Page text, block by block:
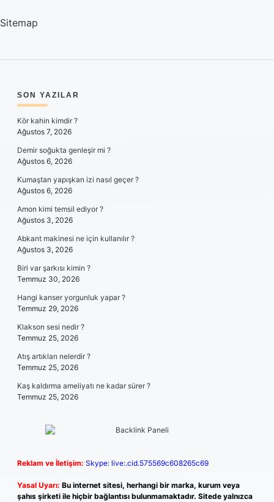
Sitemap
SIDEBAR
SON YAZILAR
Kör kahin kimdir ?
Ağustos 7, 2026
Demir soğukta genleşir mi ?
Ağustos 6, 2026
Kumaştan yapışkan izi nasıl geçer ?
Ağustos 6, 2026
Amon kimi temsil ediyor ?
Ağustos 3, 2026
Abkant makinesi ne için kullanılır ?
Ağustos 3, 2026
Biri var şarkısı kimin ?
Temmuz 30, 2026
Hangi kanser yorgunluk yapar ?
Temmuz 29, 2026
Klakson sesi nedir ?
Temmuz 25, 2026
Atış artıkları nelerdir ?
Temmuz 25, 2026
Kaş kaldırma ameliyatı ne kadar sürer ?
Temmuz 25, 2026
Reklam ve İletişim: Skype: live:.cid.575569c608265c69
Yasal Uyarı: Bu internet sitesi, herhangi bir marka, kurum veya
şahıs şirketi ile hiçbir bağlantısı bulunmamaktadır. Sitede yalnızca